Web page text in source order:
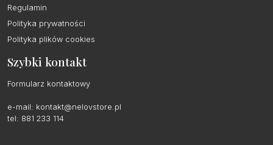
Regulamin
Polityka prywatności
Polityka plików cookies
Szybki kontakt
Formularz kontaktowy
e-mail: kontakt@nelovstore.pl
tel: 881 233 114